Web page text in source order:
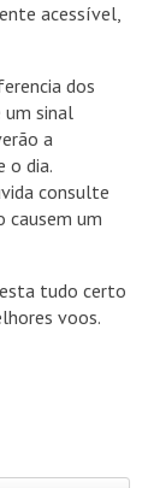
acessível,
dos
sinal
a
o dia.
consulte
causem um
tudo certo
voos.